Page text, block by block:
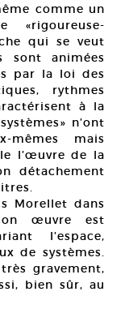
comme un
«rigoureuse-
qui se veut
sont animées
par la loi des
rythmes
à la
n’ont
mais
l’œuvre de la
détachement
Morellet dans
œuvre est
l’espace,
de systèmes.
gravement,
bien sûr, au